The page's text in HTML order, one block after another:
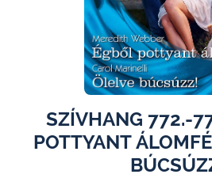
SZÍVHANG 772.-
POTTYANT